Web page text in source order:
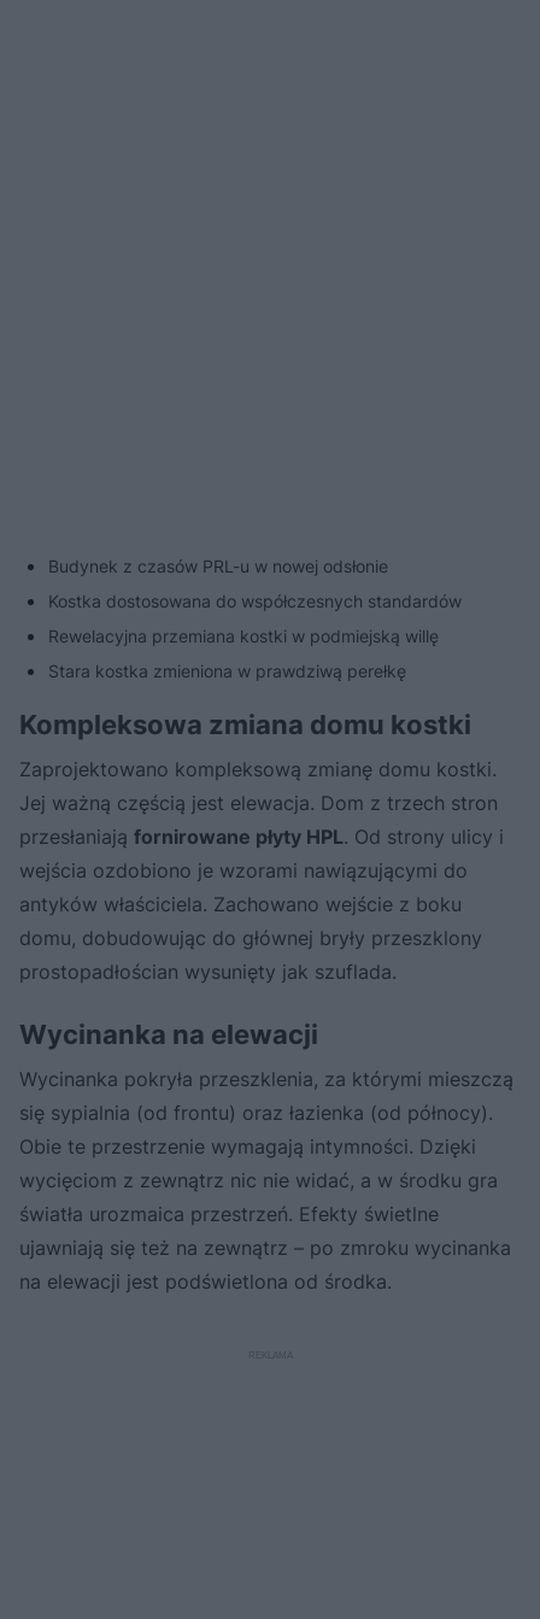
Budynek z czasów PRL-u w nowej odsłonie
Kostka dostosowana do współczesnych standardów
Rewelacyjna przemiana kostki w podmiejską willę
Stara kostka zmieniona w prawdziwą perełkę
Kompleksowa zmiana domu kostki
Zaprojektowano kompleksową zmianę domu kostki.
Jej ważną częścią jest elewacja. Dom z trzech stron
przesłaniają fornirowane płyty HPL. Od strony ulicy i
wejścia ozdobiono je wzorami nawiązującymi do
antyków właściciela. Zachowano wejście z boku
domu, dobudowując do głównej bryły przeszklony
prostopadłościan wysunięty jak szuflada.
Wycinanka na elewacji
Wycinanka pokryła przeszklenia, za którymi mieszczą
się sypialnia (od frontu) oraz łazienka (od północy).
Obie te przestrzenie wymagają intymności. Dzięki
wycięciom z zewnątrz nic nie widać, a w środku gra
światła urozmaica przestrzeń. Efekty świetlne
ujawniają się też na zewnątrz – po zmroku wycinanka
na elewacji jest podświetlona od środka.